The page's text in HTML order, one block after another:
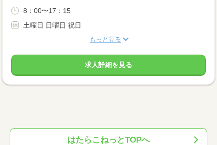
8：00〜17：15
土曜日 日曜日 祝日
もっと見る
求人詳細を見る
はたらこねっとTOPへ